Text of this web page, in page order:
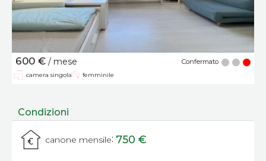
600 € / mese Confermato
camera singola femminile
Condizioni
canone mensile: 750 €